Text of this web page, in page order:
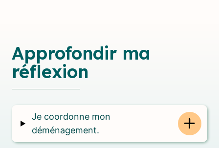
Approfondir ma
réflexion
Je coordonne mon
déménagement.